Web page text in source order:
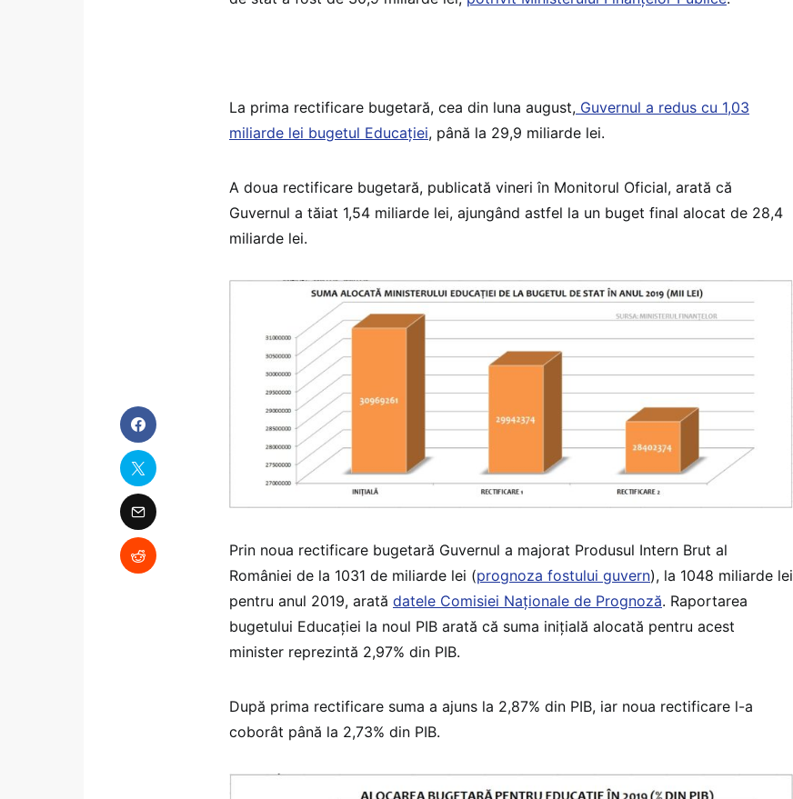
La prima rectificare bugetară, cea din luna august, Guvernul a redus cu 1,03
miliarde lei bugetul Educaţiei, până la 29,9 miliarde lei.
A doua rectificare bugetară, publicată vineri în Monitorul Oficial, arată că
Guvernul a tăiat 1,54 miliarde lei, ajungând astfel la un buget final alocat de 28,4
miliarde lei.
Prin noua rectificare bugetară Guvernul a majorat Produsul Intern Brut al
României de la 1031 de miliarde lei (prognoza fostului guvern), la 1048 miliarde lei
pentru anul 2019, arată datele Comisiei Naţionale de Prognoză. Raportarea
bugetului Educaţiei la noul PIB arată că suma iniţială alocată pentru acest
minister reprezintă 2,97% din PIB.
După prima rectificare suma a ajuns la 2,87% din PIB, iar noua rectificare l-a
coborât până la 2,73% din PIB.